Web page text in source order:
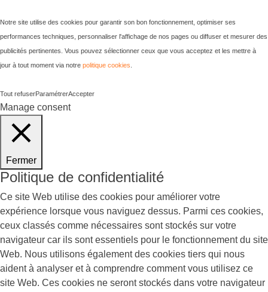
Notre site utilise des cookies pour garantir son bon fonctionnement, optimiser ses
performances techniques, personnaliser l'affichage de nos pages ou diffuser et mesurer des
publicités pertinentes. Vous pouvez sélectionner ceux que vous acceptez et les mettre à
jour à tout moment via notre politique cookies
Tout refuserParamétrerAccepter
Manage consent
Fermer
Politique de confidentialité
Ce site Web utilise des cookies pour améliorer votre
expérience lorsque vous naviguez dessus. Parmi ces cookies,
ceux classés comme nécessaires sont stockés sur votre
navigateur car ils sont essentiels pour le fonctionnement du site
Web. Nous utilisons également des cookies tiers qui nous
aident à analyser et à comprendre comment vous utilisez ce
site Web. Ces cookies ne seront stockés dans votre navigateur